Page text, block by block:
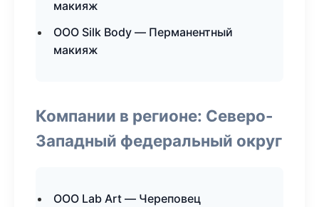
макияж
ООО Silk Body — Перманентный
макияж
Компании в регионе: Северо-
Западный федеральный округ
ООО Lab Art — Череповец